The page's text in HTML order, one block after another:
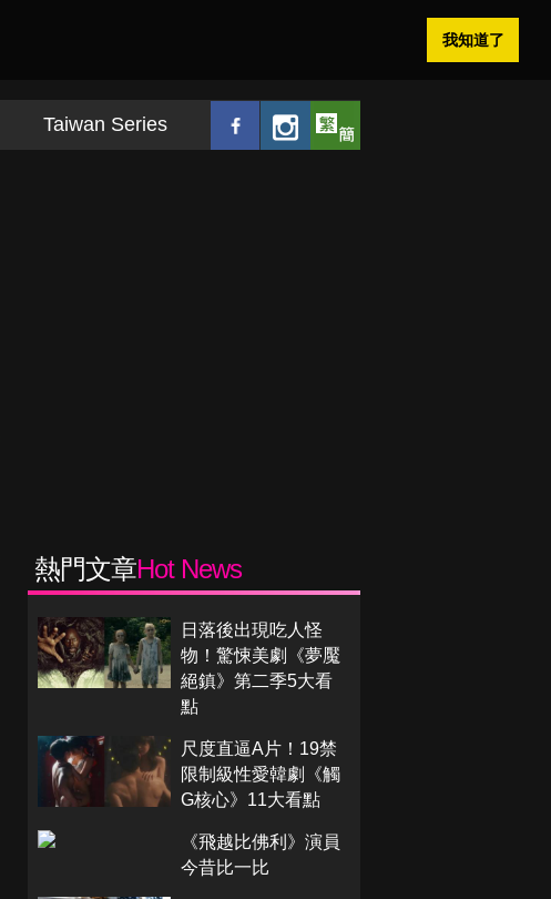
我知道了
Taiwan Series
熱門文章Hot News
日落後出現吃人怪
物！驚悚美劇《夢魘
絕鎮》第二季5大看
點
尺度直逼A片！19禁
限制級性愛韓劇《觸
G核心》11大看點
《飛越比佛利》演員
今昔比一比